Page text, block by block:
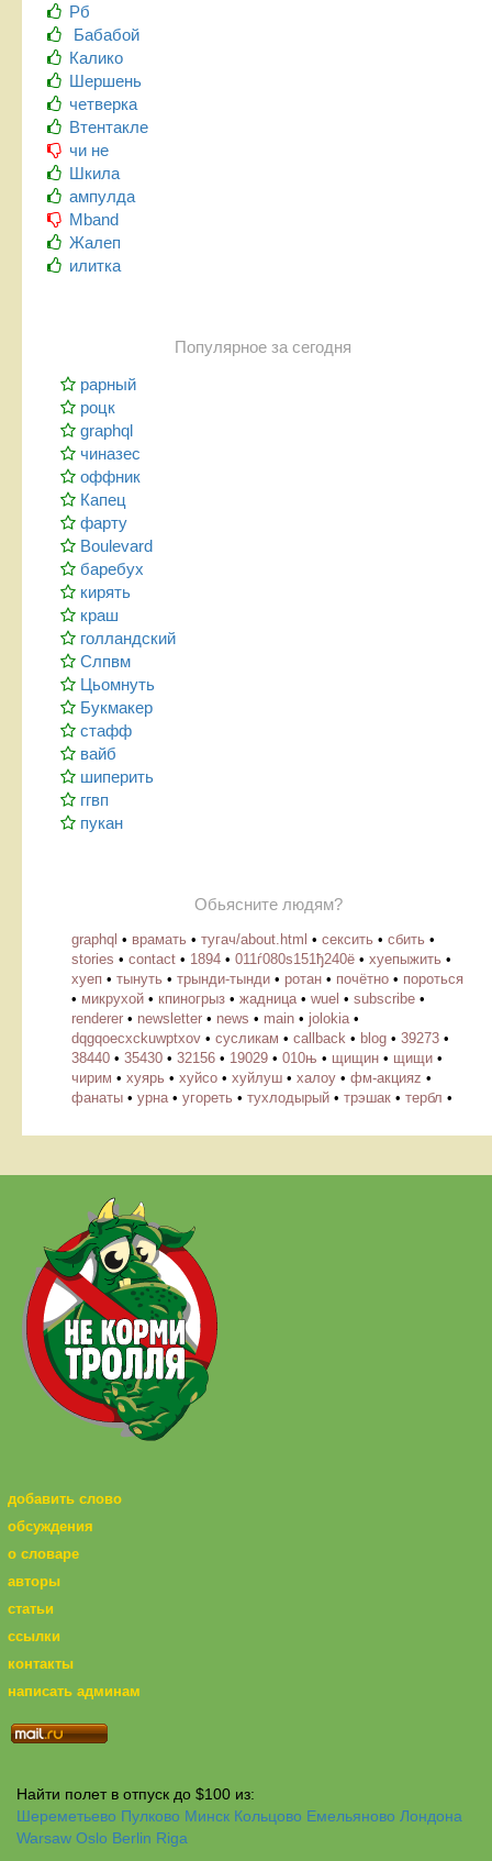
Рб
Бабабой
Калико
Шершень
четверка
Втентакле
чи не
Шкила
ампулда
Mband
Жалеп
илитка
Популярное за сегодня
рарный
роцк
graphql
чиназес
оффник
Капец
фарту
Boulevard
баребух
кирять
краш
голландский
Слпвм
Цьомнуть
Букмакер
стафф
вайб
шиперить
ггвп
пукан
Обьясните людям?
graphql • врамать • тугач/about.html • сексить • сбить •
stories • contact • 1894 • 011ѓ080ѕ151ђ240ё • хуепыжить •
хуеп • тынуть • трынди-тынди • ротан • почётно • пороться
• микрухой • кпиногрыз • жадница • wuel • subscribe •
renderer • newsletter • news • main • jolokia •
dqgqoecxckuwptxov • cусликам • callback • blog • 39273 •
38440 • 35430 • 32156 • 19029 • 010њ • щищин • щищи •
чирим • хуярь • хуйсо • хуйлуш • халоу • фм-акцияz •
фанаты • урна • угореть • тухлодырый • трэшак • тербл •
добавить слово
обсуждения
о словаре
авторы
статьи
ссылки
контакты
написать админам
Найти полет в отпуск до $100 из:
Шереметьево Пулково Минск Кольцово Емельяново Лондона
Warsaw Oslo Berlin Riga